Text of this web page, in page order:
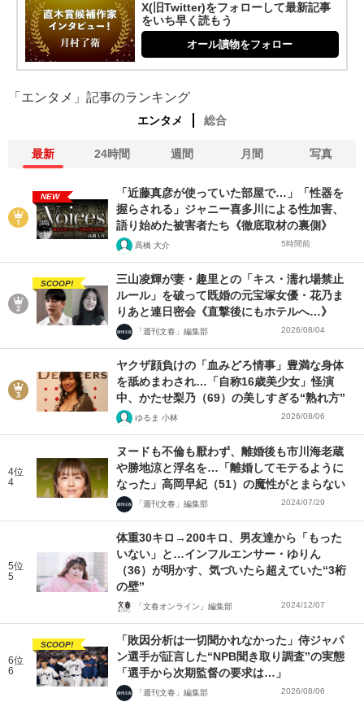
X(旧Twitter)をフォローして最新記事
をいち早く読もう
オール讀物をフォロー
「エンタメ」記事のランキング
エンタメ 総合
最新 24時間 週間 月間 写真
NEW
「近藤真彦が使っていた部屋で…」「性器を
握らされる」ジャニー喜多川による性加害、
語り始めた被害者たち《徹底取材の裏側》
髙橋 大介 5時間前
SCOOP!
三山凌輝が妻・趣里との「キス・濡れ場禁止
ルール」を破って既婚の元宝塚女優・花乃ま
りあと連日密会《直撃後にもホテルへ…》
「週刊文春」編集部 2026/08/04
ヤクザ顔負けの「血みどろ情事」豊満な身体
を舐めまわされ…「自称16歳美少女」怪演
中、かたせ梨乃（69）の美しすぎる“熟れ方”
ゆるま 小林 2026/08/06
4位
4
ヌードも不倫も厭わず、離婚後も市川海老蔵
や勝地涼と浮名を…「離婚してモテるように
なった」高岡早紀（51）の魔性がとまらない
「週刊文春」編集部 2024/07/29
5位
5
体重30キロ→200キロ、男友達から「もった
いない」と…インフルエンサー・ゆりん
（36）が明かす、気づいたら超えていた“3桁
の壁”
「文春オンライン」編集部 2024/12/07
6位
6
SCOOP!
「敗因分析は一切聞かれなかった」侍ジャパ
ン選手が証言した“NPB聞き取り調査”の実態
「選手から次期監督の要求は…」
「週刊文春」編集部 2026/08/06